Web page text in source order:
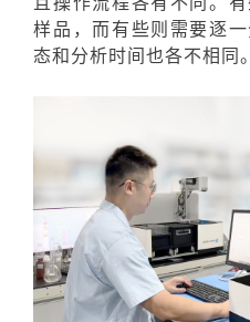
样品，而有些则需要逐
态和分析时间也各不相同。